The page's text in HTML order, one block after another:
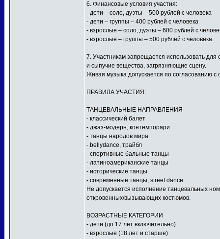
6. Финансовые условия участия:
- дети – соло, дуэты – 500 рублей с человека
- дети – группы – 400 рублей с человека
- взрослые – соло, дуэты – 600 рублей с
- взрослые – группы – 500 рублей с человека
7. Участникам запрещается использовать
и сыпучие вещества, загрязняющие сцену.
Живая музыка допускается по согласованию
ПРАВИЛА УЧАСТИЯ:
ТАНЦЕВАЛЬНЫЕ НАПРАВЛЕНИЯ
- классический балет
- джаз-модерн, контемпорари
- танцы народов мира
- bellydance, трайбл
- спортивные бальные танцы
- латиноамериканские танцы
- исторические танцы
- современные танцы, street dance
Не допускается исполнение танцевальных
откровенных/вызывающих костюмов.
ВОЗРАСТНЫЕ КАТЕГОРИИ
- дети (до 17 лет включительно)
- взрослые (18 лет и старше)